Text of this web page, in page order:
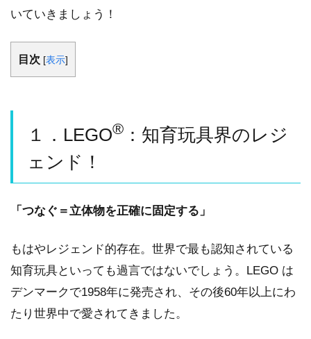
いていきましょう！
目次 [表示]
１．LEGO® ：知育玩具界のレジ
ェンド！
「つなぐ＝立体物を正確に固定する」
もはやレジェンド的存在。世界で最も認知されている
知育玩具といっても過言ではないでしょう。LEGO は
デンマークで1958年に発売され、その後60年以上にわ
たり世界中で愛されてきました。